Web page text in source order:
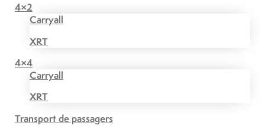
4×2
Carryall
XRT
4×4
Carryall
XRT
Transport de passagers